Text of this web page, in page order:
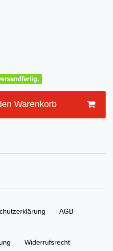
Warenkorb
AGB
Widerrufs­recht